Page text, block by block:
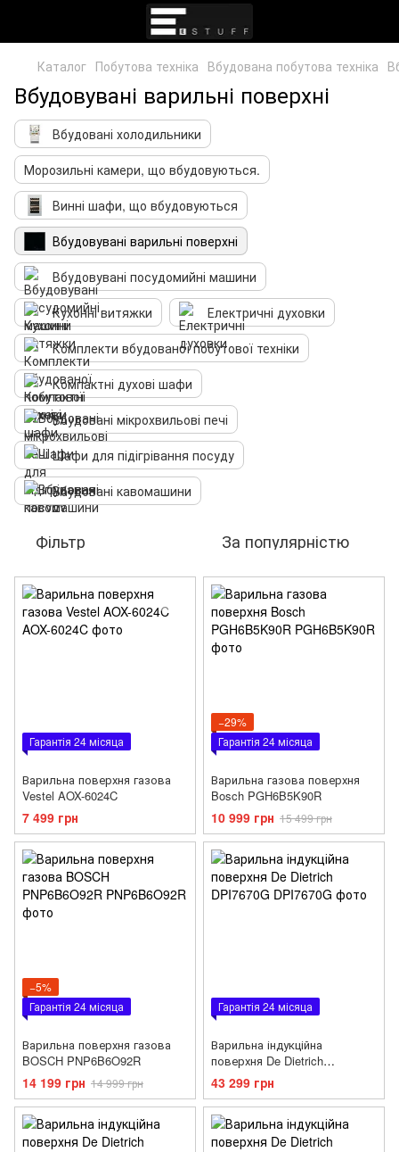
Каталог Побутова техніка Вбудована побутова техніка
Вбудовувані варильні поверхні
Вбудовані холодильники
Морозильні камери, що вбудовуються.
Винні шафи, що вбудовуються
Вбудовувані варильні поверхні
Вбудовувані посудомийні машини
Кухонні витяжки
Електричні духовки
Комплекти вбудованої побутової техніки
Компактні духові шафи
Вбудовані мікрохвильові печі
Шафи для підігрівання посуду
Вбудовані кавомашини
Фільтр За популярністю
Гарантія 24 місяца
Варильна поверхня газова
Vestel AOX-6024C
7 499 грн
−29%
Гарантія 24 місяца
Варильна газова поверхня
Bosch PGH6B5K90R
10 999 грн 15 499 грн
−5%
Гарантія 24 місяца
Варильна поверхня газова
BOSCH PNP6B6O92R
14 199 грн 14 999 грн
Гарантія 24 місяца
Варильна індукційна
поверхня De Dietrich
DPI7670G
43 299 грн